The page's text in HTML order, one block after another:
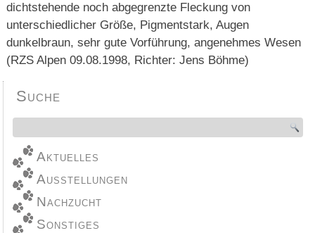
dichtstehende noch abgegrenzte Fleckung von
unterschiedlicher Größe, Pigmentstark, Augen
dunkelbraun, sehr gute Vorführung, angenehmes Wesen
(RZS Alpen 09.08.1998, Richter: Jens Böhme)
Suche
Aktuelles
Ausstellungen
Nachzucht
Sonstiges